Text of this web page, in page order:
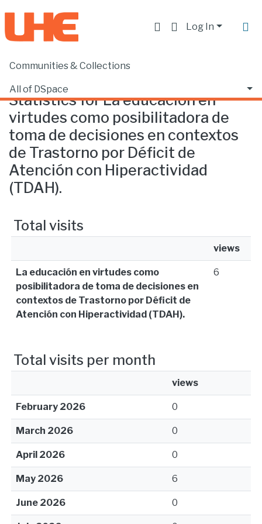
Log In
Communities & Collections
All of DSpace
Home Statistics
Statistics for La educación en
virtudes como posibilitadora de
toma de decisiones en contextos
de Trastorno por Déficit de
Atención con Hiperactividad
(TDAH).
Total visits
views
La educación en virtudes como
posibilitadora de toma de decisiones en
contextos de Trastorno por Déficit de
Atención con Hiperactividad (TDAH).
6
Total visits per month
views
February 2026 0
March 2026 0
April 2026 0
May 2026 6
June 2026 0